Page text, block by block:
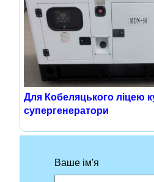
Для Кобеляцького ліцею
супергенератори
Ваше ім'я